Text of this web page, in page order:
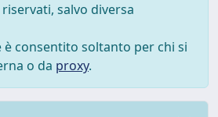
salvo diversa
consentito soltanto per chi si
o da proxy.